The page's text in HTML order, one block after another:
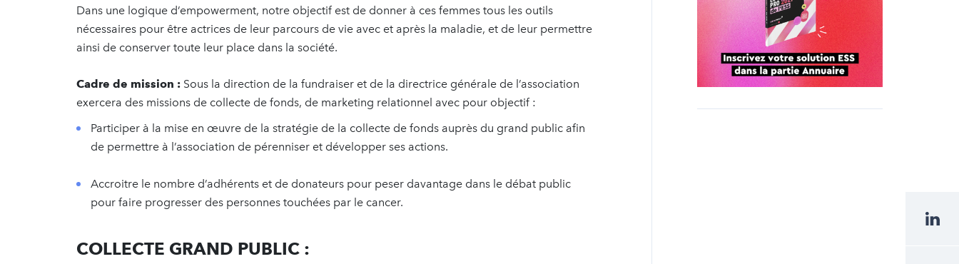
Dans une logique d’empowerment, notre objectif est de donner à ces femmes tous les outils
nécessaires pour être actrices de leur parcours de vie avec et après la maladie, et de leur permettre
ainsi de conserver toute leur place dans la société.
Cadre de mission : Sous la direction de la fundraiser et de la directrice générale de l’association
exercera des missions de collecte de fonds, de marketing relationnel avec pour objectif :
Participer à la mise en œuvre de la stratégie de la collecte de fonds auprès du grand public afin
de permettre à l’association de pérenniser et développer ses actions.
Accroitre le nombre d’adhérents et de donateurs pour peser davantage dans le débat public
pour faire progresser des personnes touchées par le cancer.
COLLECTE GRAND PUBLIC :